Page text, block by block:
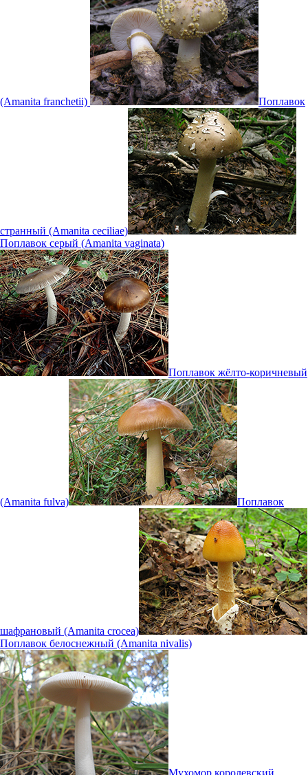
(Amanita franchetii) Поплавок
странный (Amanita ceciliae)
Поплавок серый (Amanita vaginata)
Поплавок жёлто-коричневый
(Amanita fulva) Поплавок
шафрановый (Amanita crocea)
Поплавок белоснежный (Amanita nivalis)
Мухомор королевский